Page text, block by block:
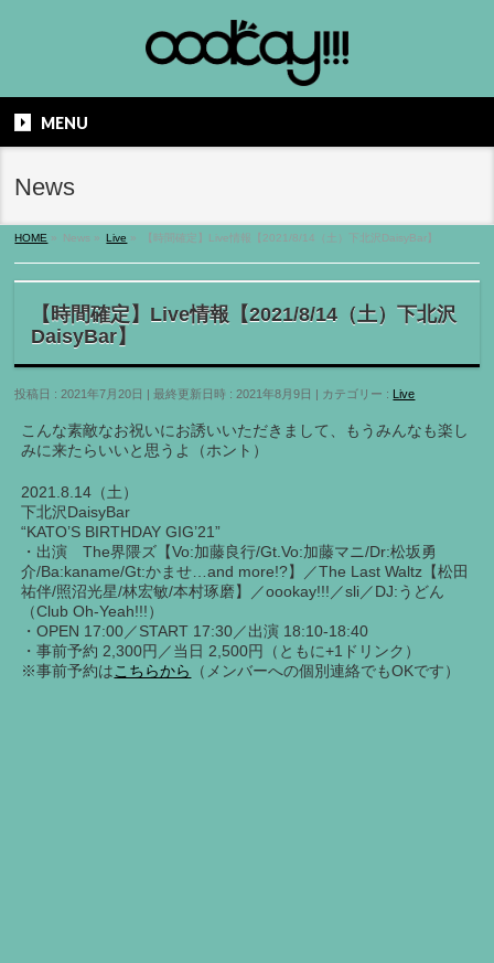
MENU
News
HOME » News » Live » 【時間確定】Live情報【2021/8/14（土）下北沢DaisyBar】
【時間確定】Live情報【2021/8/14（土）下北沢
DaisyBar】
投稿日 : 2021年7月20日 最終更新日時 : 2021年8月9日 カテゴリー : Live
こんな素敵なお祝いにお誘いいただきまして、もうみんなも楽し
みに来たらいいと思うよ（ホント）
2021.8.14（土）
下北沢DaisyBar
“KATO’S BIRTHDAY GIG’21”
・出演 The界隈ズ【Vo:加藤良行/Gt.Vo:加藤マニ/Dr:松坂勇
介/Ba:kaname/Gt:かませ…and more!?】／The Last Waltz【松田
祐伴/照沼光星/林宏敏/本村琢磨】／oookay!!!／sli／DJ:うどん
（Club Oh-Yeah!!!）
・OPEN 17:00／START 17:30／出演 18:10-18:40
・事前予約 2,300円／当日 2,500円（ともに+1ドリンク）
※事前予約はこちらから （メンバーへの個別連絡でもOKです）